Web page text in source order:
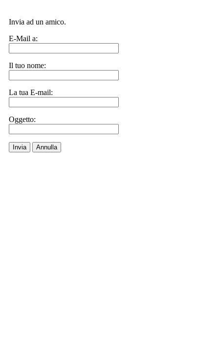
Invia ad un amico.
E-Mail a:
Il tuo nome:
La tua E-mail:
Oggetto:
Invia Annulla